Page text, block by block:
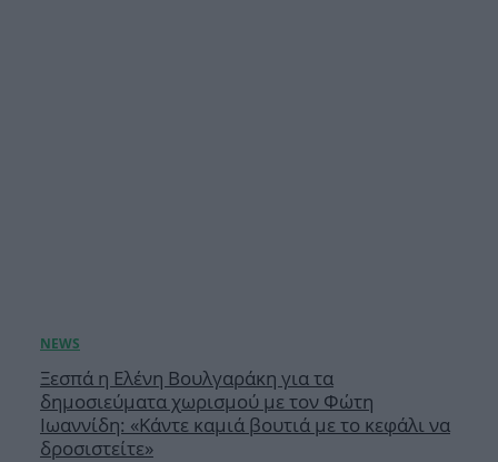
Ξεσπά η Ελένη Βουλγαράκη για τα
δημοσιεύματα χωρισμού με τον Φώτη
Ιωαννίδη: «Κάντε καμιά βουτιά με το κεφάλι να
δροσιστείτε»